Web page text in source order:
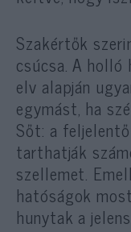
Szakértők
csúcsa. A holló
elv alapján
egymást, ha
Sőt: a
tarthatják
szellemet.
hatóságok
hunytak a